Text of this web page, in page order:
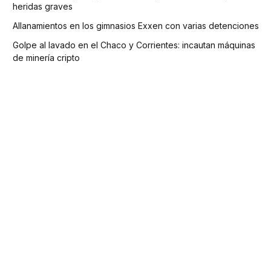
heridas graves
Allanamientos en los gimnasios Exxen con varias detenciones
Golpe al lavado en el Chaco y Corrientes: incautan máquinas
de minería cripto